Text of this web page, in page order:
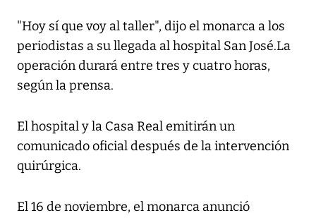
"Hoy sí que voy al taller", dijo el monarca a los
periodistas a su llegada al hospital San José.La
operación durará entre tres y cuatro horas,
según la prensa.
El hospital y la Casa Real emitirán un
comunicado oficial después de la intervención
quirúrgica.
El 16 de noviembre, el monarca anunció